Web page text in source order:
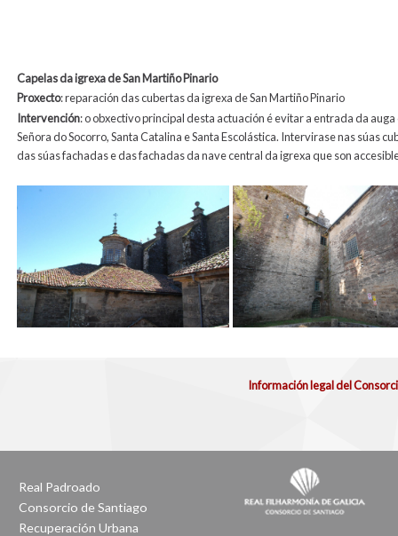
Capelas da igrexa de San Martiño Pinario
Proxecto: reparación das cubertas da igrexa de San Martiño Pinario
Intervención: o obxectivo principal desta actuación é evitar a entrada da
Señora do Socorro, Santa Catalina e Santa Escolástica. Intervirase nas súas
das súas fachadas e das fachadas da nave central da igrexa que son
Información legal del
Real Padroado
Consorcio de Santiago
Recuperación Urbana